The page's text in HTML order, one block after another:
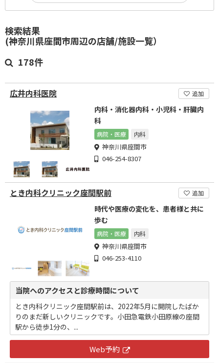
検索結果
(神奈川県座間市周辺の店舗/施設一覧）
178件
広井内科医院 追加
内科・消化器内科・小児科・肝臓内
科
病院・医療 内科
神奈川県座間市
046-254-8307
とき内科クリニック座間駅前 追加
時代や医療の変化を、患者様と共に
歩む
病院・医療 内科
神奈川県座間市
046-253-4110
当院へのアクセスと診療時間について
とき内科クリニック座間駅前は、2022年5月に開院したばか
りのまだ新しいクリニックです。小田急電鉄小田原線の座間
駅から徒歩1分の、...
Web予約